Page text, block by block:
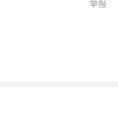
举报